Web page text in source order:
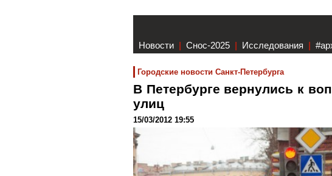
Новости | Снос-2025 | Исследования |
Городские новости Санкт-Петербурга
В Петербурге вернулись к
улиц
15/03/2012 19:55